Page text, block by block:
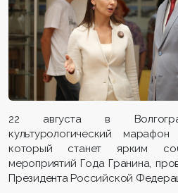
22 августа в
культурологический
который станет ярким
мероприятий Года Гранина,
Президента Российской